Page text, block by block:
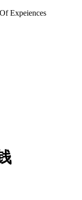
Expeiences